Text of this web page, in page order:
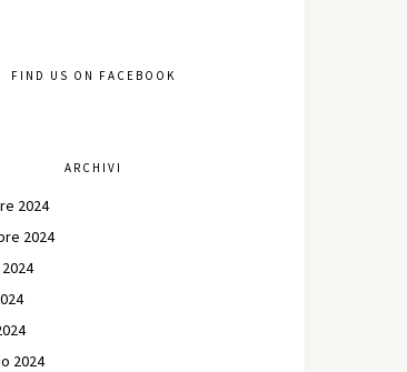
FIND US ON FACEBOOK
ARCHIVI
2024
2024
2024